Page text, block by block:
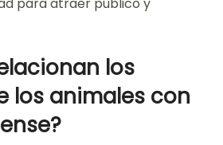
los
los animales con